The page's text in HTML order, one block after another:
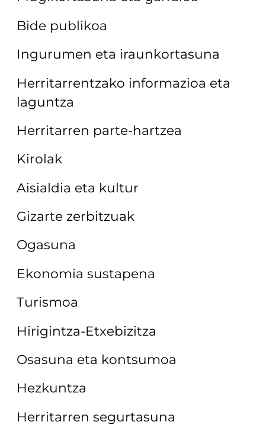
Bide publikoa
Ingurumen eta iraunkortasuna
Herritarrentzako informazioa eta
laguntza
Herritarren parte-hartzea
Kirolak
Aisialdia eta kultur
Gizarte zerbitzuak
Ogasuna
Ekonomia sustapena
Turismoa
Hirigintza-Etxebizitza
Osasuna eta kontsumoa
Hezkuntza
Herritarren segurtasuna